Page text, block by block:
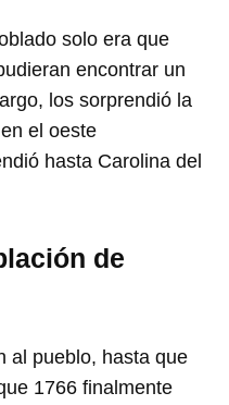
solo era que
encontrar un
los sorprendió la
en el oeste
hasta Carolina del
de
al pueblo, hasta que
1766 finalmente